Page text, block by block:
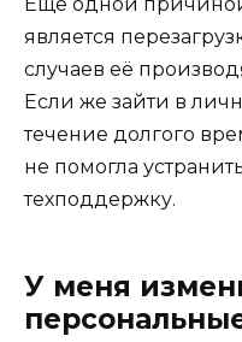
является
случаев её
Если же зайти в
течение долгого
не помогла
техподдержку.
У меня